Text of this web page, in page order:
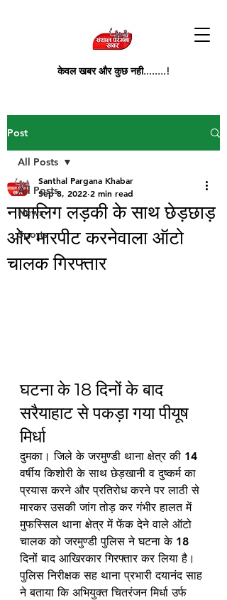
केवल खबर और कुछ नही........!
Post
All Posts
News
Sports
All Posts
नावालिग लड़की के साथ छेड़छाड़
ओर मारपीट करनेवाला ऑटो
चालक गिरफ्तार
Santhal Pargana Khabar
Sep 8, 2022 2 min read
घटना के 18 दिनों के बाद
सरैयाहाट से पकड़ा गया पीयूष
मिर्धा
दुमका। जिले के जरमुण्डी थाना क्षेत्र की 14
वर्षीय किशोरी के साथ छेड़खानी व दुष्कर्म का
प्रयास करने और प्रतिरोध करने पर लाठी से
मारकर उसकी जांग तोड़ कर गंभीर हालत में
मुफस्सिल थाना क्षेत्र में फेंक देने वाले ऑटो
चालक को जरमुण्डी पुलिस ने घटना के 18
दिनों बाद आखिरकार गिरफ्तार कर लिया है।
पुलिस निरीक्षक सह थाना प्रभारी दयानंद साह
ने बताया कि अभियुक्त चितरंजन मिर्धा उर्फ